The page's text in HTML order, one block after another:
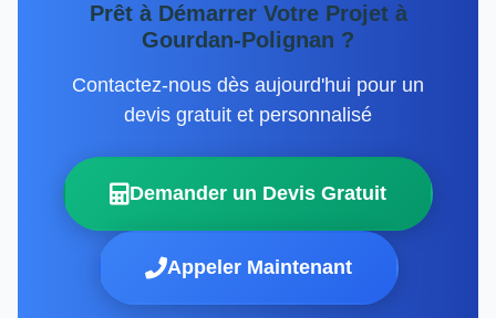
Prêt à Démarrer Votre Projet à
Gourdan-Polignan ?
Contactez-nous dès aujourd'hui pour un
devis gratuit et personnalisé
Demander un Devis Gratuit
Appeler Maintenant